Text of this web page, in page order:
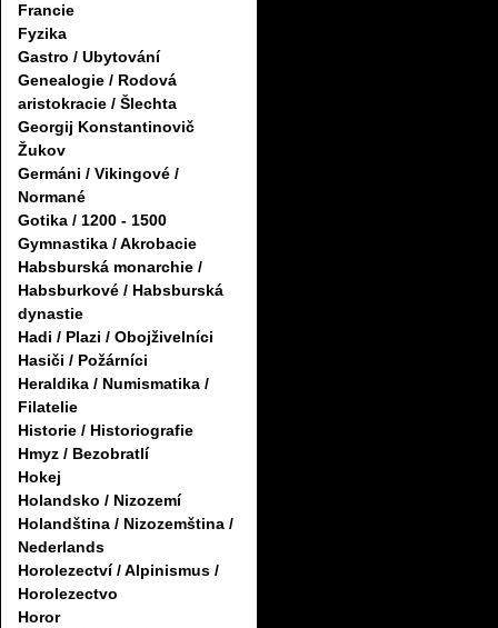
Francie
Fyzika
Gastro / Ubytování
Genealogie / Rodová
aristokracie / Šlechta
Georgij Konstantinovič
Žukov
Germáni / Vikingové /
Normané
Gotika / 1200 - 1500
Gymnastika / Akrobacie
Habsburská monarchie /
Habsburkové / Habsburská
dynastie
Hadi / Plazi / Obojživelníci
Hasiči / Požárníci
Heraldika / Numismatika /
Filatelie
Historie / Historiografie
Hmyz / Bezobratlí
Hokej
Holandsko / Nizozemí
Holandština / Nizozemština /
Nederlands
Horolezectví / Alpinismus /
Horolezectvo
Horor